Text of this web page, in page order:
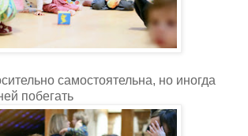
самостоятельна, но иногда
побегать